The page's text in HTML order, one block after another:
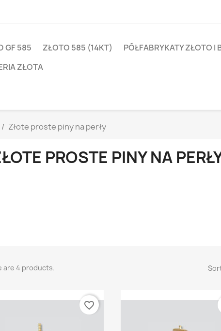
GF 585 ZŁOTO 585 (14KT) PÓŁFABRYKATY ZŁOTO I
ZŁOTA
Złote proste piny na perły
PROSTE PINY NA
are 4 products.
favorite_border